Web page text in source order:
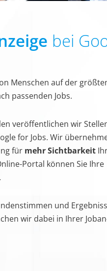
bei
Menschen auf der
passenden Jobs.
veröffentlichen wir
for Jobs. Wir
für mehr Sichtbarkeit
Portal können Sie Ihre
und
wir dabei in Ihrer